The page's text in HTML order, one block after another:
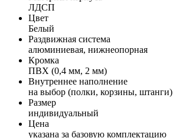
ЛДСП
Цвет
Белый
Раздвижная система
алюминиевая, нижнеопорная
Кромка
ПВХ (0,4 мм, 2 мм)
Внутреннее наполнение
на выбор (полки, корзины, штанги)
Размер
индивидуальный
Цена
указана за базовую комплектацию